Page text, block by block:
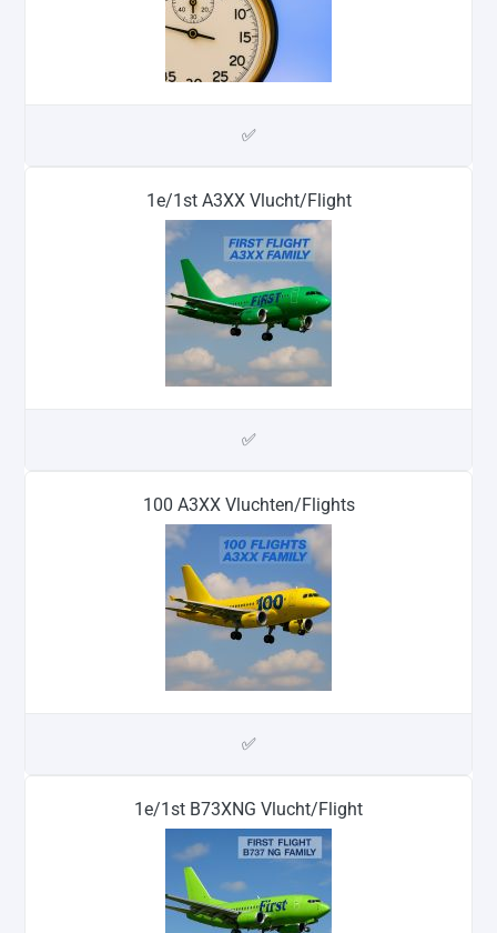
✅
1e/1st A3XX Vlucht/Flight
✅
100 A3XX Vluchten/Flights
✅
1e/1st B73XNG Vlucht/Flight